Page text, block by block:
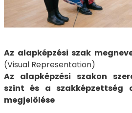
Az alapképzési szak
(Visual Representation)
Az alapképzési szakon
szint és a szakképzettség
megjelölése